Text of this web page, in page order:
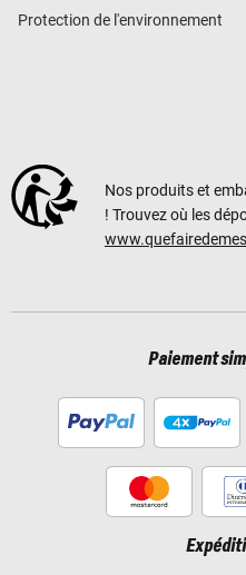
Protection de l'environnement
Nos produits et
! Trouvez où les
Paiement